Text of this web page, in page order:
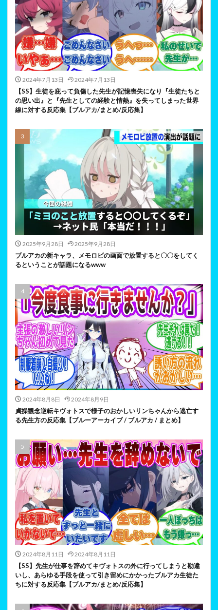
2024年7月13日 2024年7月13日
【SS】生徒を庇って負傷した先生が記憶喪失になり『生徒たちと
の思い出』と『先生としての経験と情熱』を失ってしまった世界
線に対する反応集【ブルアカ/まとめ/反応集】
2025年9月28日 2025年9月28日
ブルアカの新キャラ、メモロビの画面で放置すると〇〇をしてく
るということが話題になるwww
2024年8月8日 2024年8月9日
貞操観念逆転キヴォトスで様子のおかしいリンちゃんから逃亡す
る先生方の反応集【ブルーアーカイブ / ブルアカ / まとめ】
2024年8月11日 2024年8月11日
【SS】先生が仕事を辞めてキヴォトスの外に行ってしまうと勘違
いし、あらゆる手段を使って引き留めにかかったブルアカ生徒た
ちに対する反応集【ブルアカ/まとめ/反応集】